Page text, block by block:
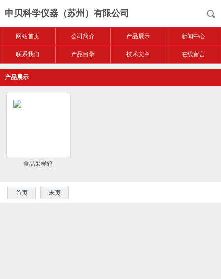
申贝科学仪器（苏州）有限公司
网站首页 公司简介 产品展示 新闻中心
联系我们 产品目录 技术文章 在线留言
产品展示
食品采样箱
首页 末页